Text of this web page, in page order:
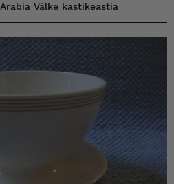
Arabia Välke kastikeastia